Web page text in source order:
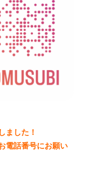
ました！
電話番号にお願い